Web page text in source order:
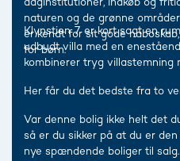
daginstitutioner, indkøb og
naturen og de grønne
er kendt for sit gode
for børn.
Klynstien 7 er kort sagt en
udbudt villa med en
kombinerer tryg villastemning
Her får du det bedste fra to
Var denne bolig ikke helt det
så er du sikker på at du er
nye spændende boliger til